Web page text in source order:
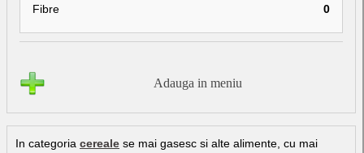
Fibre
0
Adauga in meniu
In categoria cereale se mai gasesc si alte alimente, cu mai